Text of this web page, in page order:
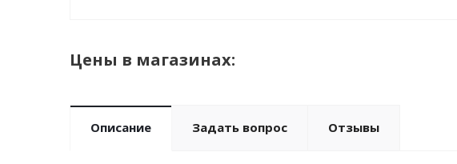
Цены в магазинах:
Описание Задать вопрос Отзывы